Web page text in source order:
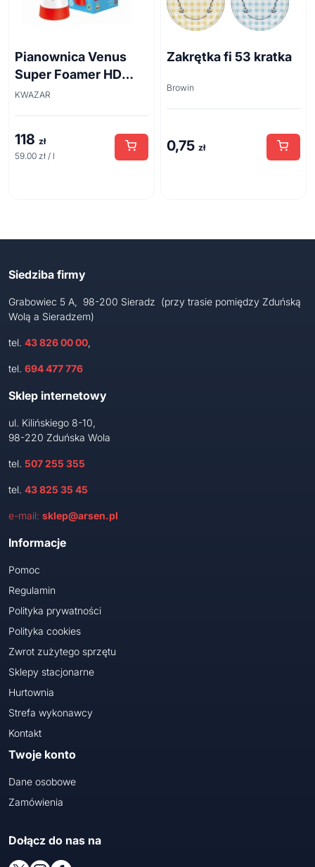
Pianownica Venus
Super Foamer HD
acid line 2L
KWAZAR
118 zł
59.00 zł / l
Zakrętka fi 53 kratka
Browin
0,75 zł
Siedziba firmy
Grabowiec 5 A, 98-200 Sieradz (przy trasie pomiędzy Zduńską
Wolą a Sieradzem)
tel. 43 826 00 00,
tel. 694 477 776
Sklep internetowy
ul. Kilińskiego 8-10,
98-220 Zduńska Wola
tel. 507 255 355
tel. 43 825 35 45
e-mail: sklep@arsen.pl
Informacje
Pomoc
Regulamin
Polityka prywatności
Polityka cookies
Zwrot zużytego sprzętu
Sklepy stacjonarne
Hurtownia
Strefa wykonawcy
Kontakt
Twoje konto
Dane osobowe
Zamówienia
Dołącz do nas na